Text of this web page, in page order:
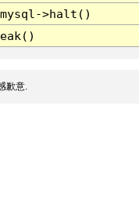
>halt()
歉意.